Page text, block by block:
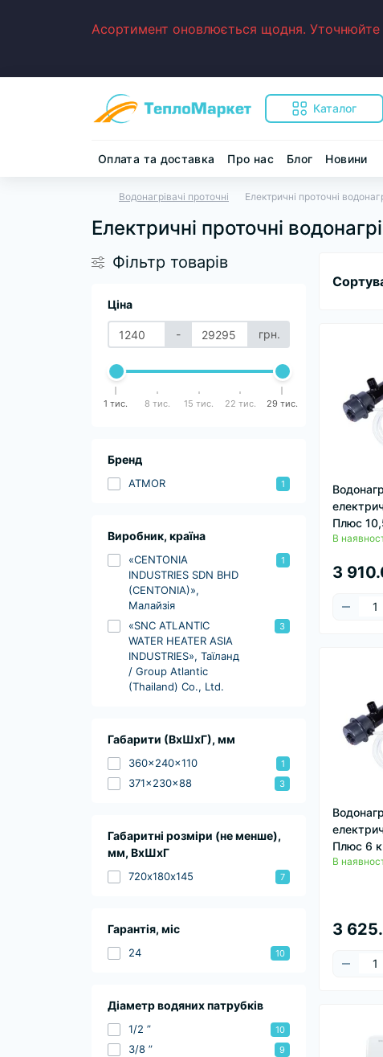
Асортимент оновлюється щодня. Уточнюйте
Каталог
Оплата та доставка Про нас Блог Новини
Водонагрівачі проточні Електричні проточні
Електричні проточні
Фільтр товарів
Ціна
- грн.
1 тис. 8 тис. 15 тис. 22 тис. 29 тис.
Бренд
ATMOR 1
Виробник, країна
«CENTONIA
INDUSTRIES SDN BHD
(CENTONIA)»,
Малайзія
1
«SNC ATLANTIC
WATER HEATER ASIA
INDUSTRIES», Таїланд
/ Group Atlantic
(Thailand) Co., Ltd.
3
Габарити (ВхШхГ), мм
360x240x110 1
371x230x88 3
Габаритні розміри (не менше),
мм, ВхШхГ
720х180х145 7
Гарантія, міс
24 10
Діаметр водяних патрубків
1/2 ” 10
3/8 ” 9
Плюс
В
3
Плюс 6
В
3